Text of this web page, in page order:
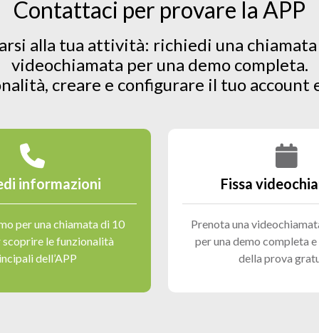
Contattaci per provare la APP
alla tua attività: richiedi una
videochiamata per una demo completa.
creare e configurare il tuo account
informazioni
per una chiamata di 10
scoprire le funzionalità
dell’APP
Fissa
Prenota una
per una demo completa
della prova